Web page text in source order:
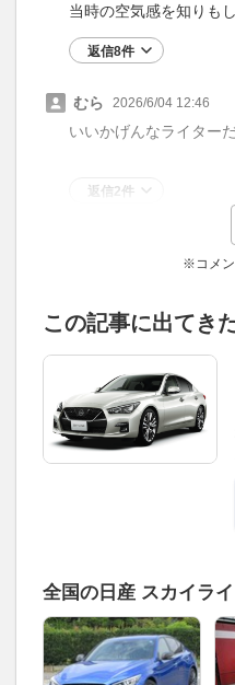
当時の空気感を知りも
返信8件
むら 2026/6/04 12:46
いいかげんなライター
返信2件
※コメン
この記事に出てき
全国の日産 スカイラ